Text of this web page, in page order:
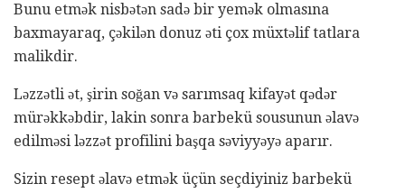
Bunu etmək nisbətən sadə bir yemək olmasına
baxmayaraq, çəkilən donuz əti çox müxtəlif tatlara
malikdir.
Ləzzətli ət, şirin soğan və sarımsaq kifayət qədər
mürəkkəbdir, lakin sonra barbekü sousunun əlavə
edilməsi ləzzət profilini başqa səviyyəyə aparır.
Sizin resept əlavə etmək üçün seçdiyiniz barbekü